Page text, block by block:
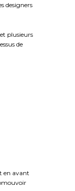
designers
plusieurs
de
en avant